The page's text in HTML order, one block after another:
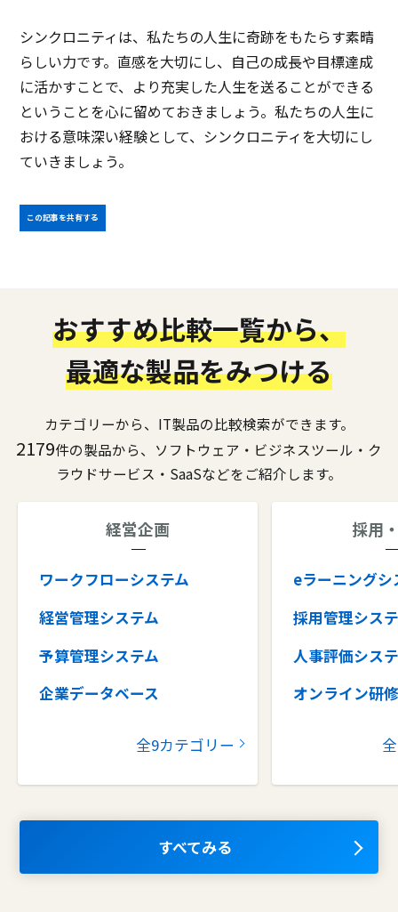
シンクロニティは、私たちの人生に奇跡をもたらす素晴
らしい力です。直感を大切にし、自己の成長や目標達成
に活かすことで、より充実した人生を送ることができる
ということを心に留めておきましょう。私たちの人生に
おける意味深い経験として、シンクロニティを大切にし
ていきましょう。
この記事を共有する
おすすめ比較一覧から、
最適な製品をみつける
カテゴリーから、IT製品の比較検索ができます。
2179件の製品から、ソフトウェア・ビジネスツール・ク
ラウドサービス・SaaSなどをご紹介します。
経営企画
ワークフローシステム
経営管理システム
予算管理システム
企業データベース
全9カテゴリー
採用
eラーニングシ
採用管理シス
人事評価シス
オンライン研
ム
離職防止ツー
すべてみる